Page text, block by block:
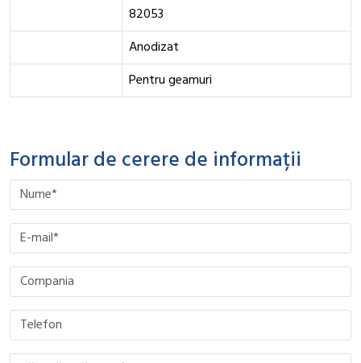
82053
Anodizat
Pentru geamuri
Formular de cerere de informații
leave this field empty.
leave this field empty.
leave this field empty.
leave this field empty.